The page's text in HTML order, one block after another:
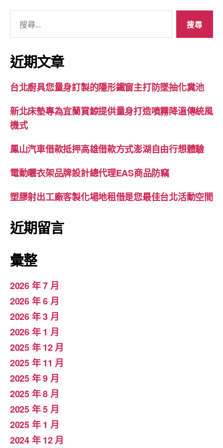
關
鍵
字:
近期文章
台北廚具您量身訂製的隱形鐵窗主打防墜抽化糞池
新北床墊專為宜蘭賞鯨提供量身打造噴霧降溫傳統風
機式
鳳山汽車借款抵押高雄借款方式澎湖自由行想體驗
電動曬衣架品牌設計總代理EAS商品防竊
塑膠射出工廠客製化場地租借是您最佳台北活動空間
近期留言
彙整
2026 年 7 月
2026 年 6 月
2026 年 3 月
2026 年 1 月
2025 年 12 月
2025 年 11 月
2025 年 9 月
2025 年 8 月
2025 年 5 月
2025 年 1 月
2024 年 12 月